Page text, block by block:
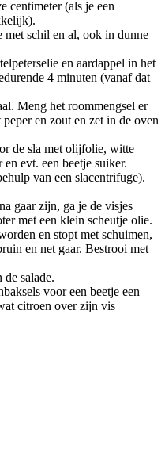
centimeter (als je een
met schil en al, ook in dunne
en aardappel in het
4 minuten (vanaf dat
Meng het roommengsel er
en zout en zet in de oven
de sla met olijfolie, witte
evt. een beetje suiker.
van een slacentrifuge).
gaar zijn, ga je de visjes
met een klein scheutje olie.
en stopt met schuimen,
en net gaar. Bestrooi met
de salade.
voor een beetje een
citroen over zijn vis